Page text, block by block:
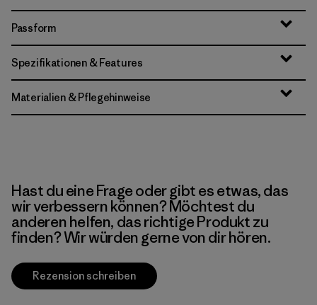
Passform
Spezifikationen & Features
Materialien & Pflegehinweise
Hast du eine Frage oder gibt es etwas, das
wir verbessern können? Möchtest du
anderen helfen, das richtige Produkt zu
finden? Wir würden gerne von dir hören.
Rezension schreiben